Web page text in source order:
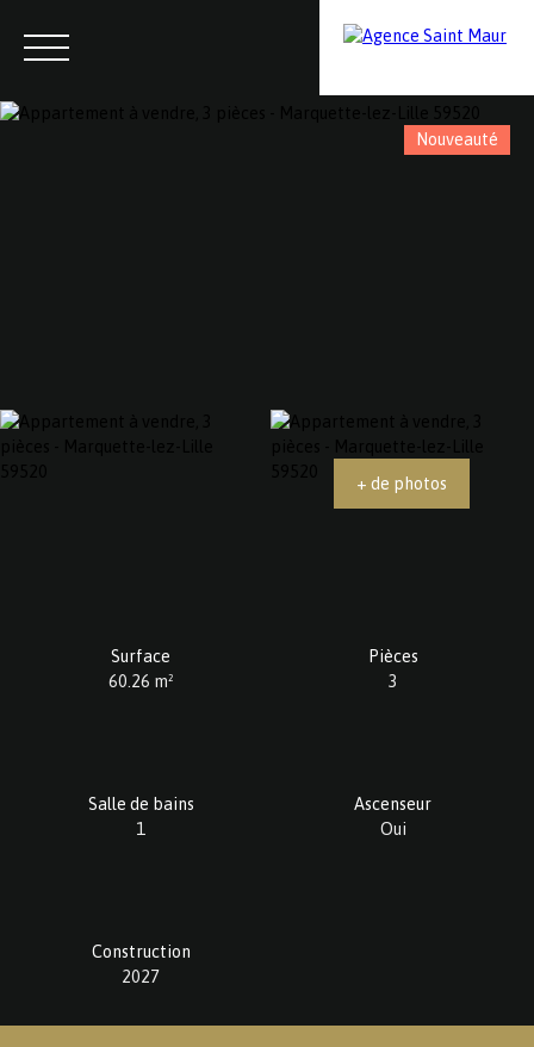
Nouveauté
+ de photos
Surface
60.26 m²
Pièces
3
Salle de bains
1
Ascenseur
Oui
Construction
2027